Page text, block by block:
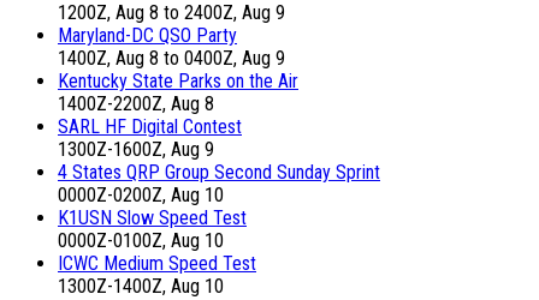
1200Z, Aug 8 to 2400Z, Aug 9
Maryland-DC QSO Party
1400Z, Aug 8 to 0400Z, Aug 9
Kentucky State Parks on the Air
1400Z-2200Z, Aug 8
SARL HF Digital Contest
1300Z-1600Z, Aug 9
4 States QRP Group Second Sunday Sprint
0000Z-0200Z, Aug 10
K1USN Slow Speed Test
0000Z-0100Z, Aug 10
ICWC Medium Speed Test
1300Z-1400Z, Aug 10